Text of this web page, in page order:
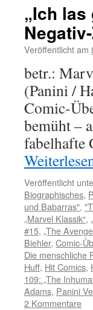
„Ich
Veröffentlicht am
betr.:
(Panini /
Comic-
bemüht –
fabelhafte
Veröffentlicht
Biographisches,
und Babarras",
„Marvel Klassik“,
#15, „The
Biehler, Comic-
Die menschliche
Huff, Hit Comics,
109: „The
Adams, Panini
2 Kommentare